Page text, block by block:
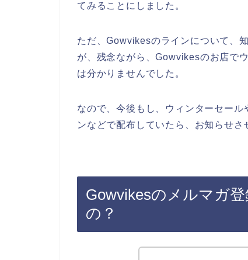
てみることにしました。
ただ、Gowvikesのラインについて、
が、残念ながら、Gowvikesのお店で
は分かりませんでした。
なので、今後もし、ウィンターセー
ンなどで配布していたら、お知らせさ
Gowvikesのメルマガ
の？